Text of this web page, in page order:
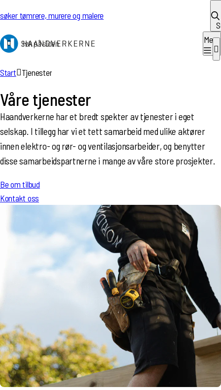
tømrere, murere og malere
Meny
Søk etter:
Start Tjenester
Våre tjenester
Haandverkerne har et bredt spekter av tjenester i eget
selskap. I tillegg har vi et tett samarbeid med ulike aktører
innen elektro- og rør- og ventilasjonsarbeider, og benytter
disse samarbeidspartnerne i mange av våre store prosjekter.
Be om tilbud
Kontakt oss